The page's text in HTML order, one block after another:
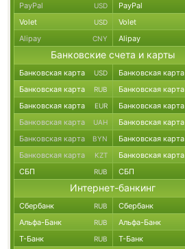
PayPal USD PayPal
Volet USD Volet
Alipay CNY Alipay
Банковские счета и карты
Банковская карта USD Банковская карта
Банковская карта RUB Банковская карта
Банковская карта EUR Банковская карта
Банковская карта UAH Банковская карта
Банковская карта BYN Банковская карта
Банковская карта KZT Банковская карта
СБП RUB СБП
Интернет-банкинг
Сбербанк RUB Сбербанк
Альфа-Банк RUB Альфа-Банк
Т-Банк RUB Т-Банк